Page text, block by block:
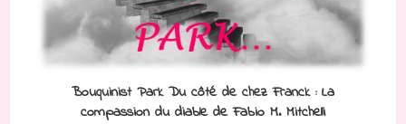
Bouquinist Park Du côté de chez Franck : La
compassion du diable de Fabio M. Mitchelli